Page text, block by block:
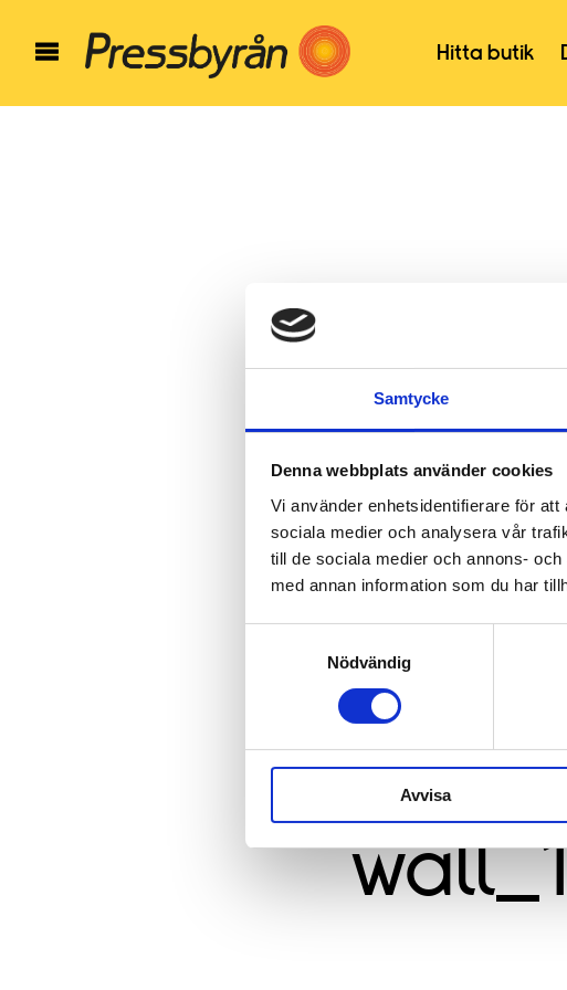
Samtycke
Denna webbplats använder cookies
Vi använder enhetsidentifierare för
sociala medier och analysera vår
till de sociala medier och annons-
med annan information som du har
Nödvändig
Avvisa
Hitta butik